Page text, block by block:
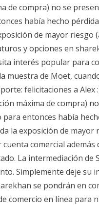
de compra) no se
había hecho
de mayor riesgo
y opciones en
interés popular para
muestra de Moet,
felicitaciones a Alex
máxima de compra)
entonces había
la exposición de mayor
cuenta comercial
La intermediación de
Simplemente deje su
se pondrán en
comercio en línea para